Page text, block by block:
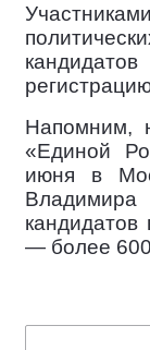
Напомним,
«Единой
июня в
— более 600